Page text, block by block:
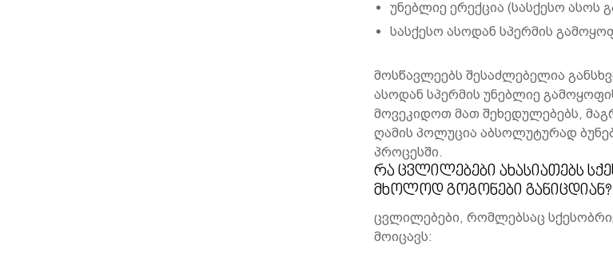
უნებლიე ერექცია (სასქესო ასოს
სასქესო ასოდან სპერმის
მოსწავლეებს შესაძლებელია
ასოდან სპერმის უნებლიე
მოვეკიდოთ მათ შეხედულებებს,
ღამის პოლუცია აბსოლუტურად
პროცესში.
რა ცვლილებები ახასიათებს
მხოლოდ გოგონები განიცდიან?
ცვლილებები, რომლებსაც
მოიცავს: